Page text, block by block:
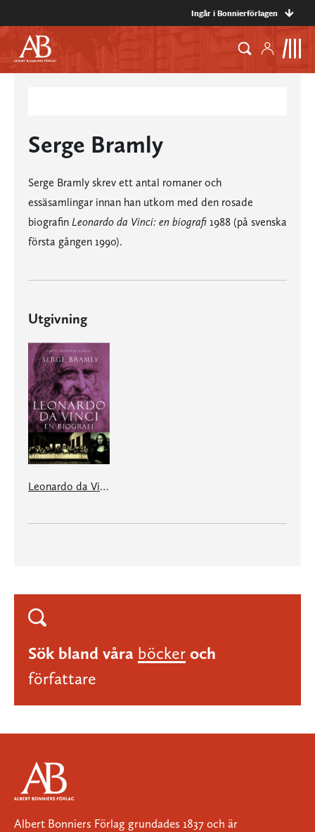
Ingår i Bonnierförlagen
Serge Bramly
Serge Bramly skrev ett antal romaner och
essäsamlingar innan han utkom med den rosade
biografin Leonardo da Vinci: en biografi 1988 (på svenska
första gången 1990).
Utgivning
Leonardo da Vinci: en biografi
Sök bland våra böcker och
författare
Albert Bonniers Förlag grundades 1837 och är